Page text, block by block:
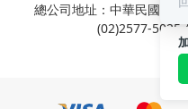
總公司地址：中華民國台
(02)2577-5025